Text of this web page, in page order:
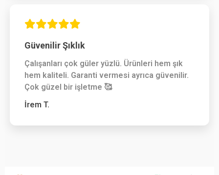
Güvenilir Şıklık
Çalışanları çok güler yüzlü. Ürünleri hem şık
hem kaliteli. Garanti vermesi ayrıca güvenilir.
Çok güzel bir işletme 🥰
İrem T.